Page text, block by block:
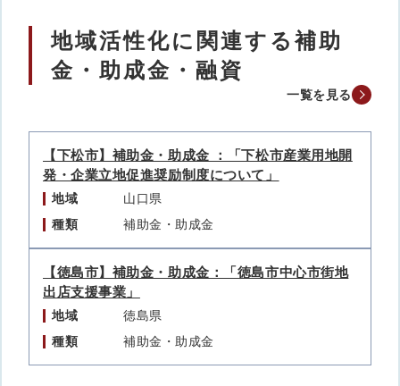
地域活性化に関連する補助
金・助成金・融資
一覧を見る
【下松市】補助金・助成金 ：「下松市産業用地開
発・企業立地促進奨励制度について」
地域
山口県
種類
補助金・助成金
【徳島市】補助金・助成金：「徳島市中心市街地
出店支援事業」
地域
徳島県
種類
補助金・助成金